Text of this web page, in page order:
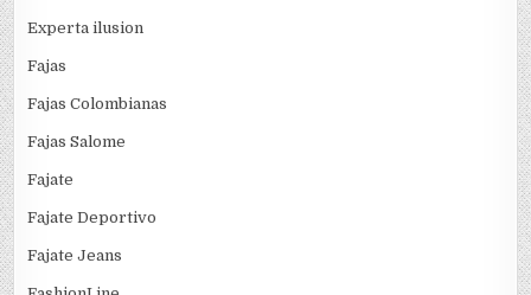
Experta ilusion
Fajas
Fajas Colombianas
Fajas Salome
Fajate
Fajate Deportivo
Fajate Jeans